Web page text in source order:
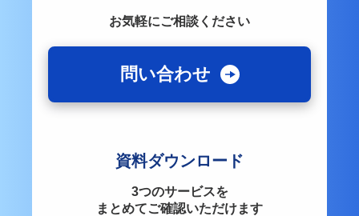
お気軽にご相談ください
問い合わせ
資料ダウンロード
3つのサービスを
まとめてご確認いただけます